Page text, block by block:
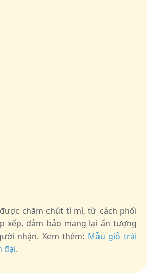
chăm chút tỉ mỉ, từ cách phối
xếp, đảm bảo mang lại ấn tượng
nhận. Xem thêm: Mẫu giỏ trái
đại.